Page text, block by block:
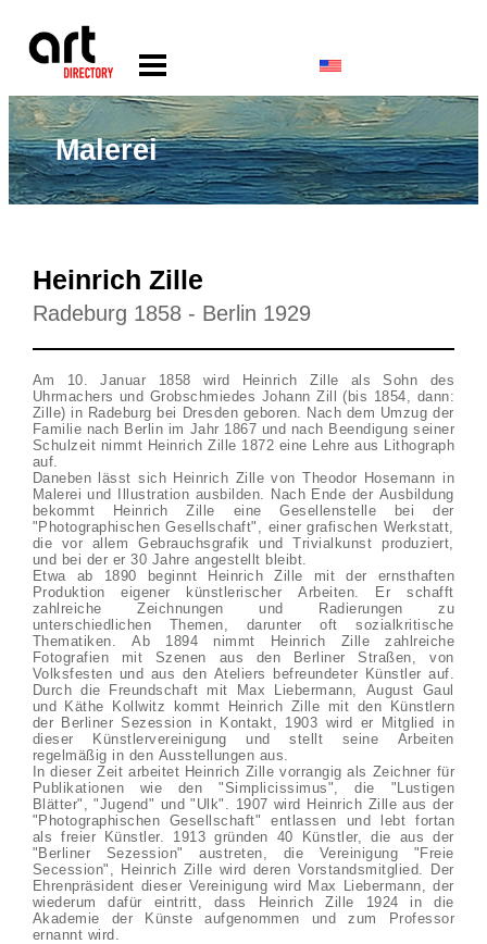
Malerei
Heinrich Zille
Radeburg 1858 - Berlin 1929
Am 10. Januar 1858 wird Heinrich Zille als Sohn des
Uhrmachers und Grobschmiedes Johann Zill (bis 1854, dann:
Zille) in Radeburg bei Dresden geboren. Nach dem Umzug der
Familie nach Berlin im Jahr 1867 und nach Beendigung seiner
Schulzeit nimmt Heinrich Zille 1872 eine Lehre aus Lithograph
auf.
Daneben lässt sich Heinrich Zille von Theodor Hosemann in
Malerei und Illustration ausbilden. Nach Ende der Ausbildung
bekommt Heinrich Zille eine Gesellenstelle bei der
"Photographischen Gesellschaft", einer grafischen Werkstatt,
die vor allem Gebrauchsgrafik und Trivialkunst produziert,
und bei der er 30 Jahre angestellt bleibt.
Etwa ab 1890 beginnt Heinrich Zille mit der ernsthaften
Produktion eigener künstlerischer Arbeiten. Er schafft
zahlreiche Zeichnungen und Radierungen zu
unterschiedlichen Themen, darunter oft sozialkritische
Thematiken. Ab 1894 nimmt Heinrich Zille zahlreiche
Fotografien mit Szenen aus den Berliner Straßen, von
Volksfesten und aus den Ateliers befreundeter Künstler auf.
Durch die Freundschaft mit Max Liebermann, August Gaul
und Käthe Kollwitz kommt Heinrich Zille mit den Künstlern
der Berliner Sezession in Kontakt, 1903 wird er Mitglied in
dieser Künstlervereinigung und stellt seine Arbeiten
regelmäßig in den Ausstellungen aus.
In dieser Zeit arbeitet Heinrich Zille vorrangig als Zeichner für
Publikationen wie den "Simplicissimus", die "Lustigen
Blätter", "Jugend" und "Ulk". 1907 wird Heinrich Zille aus der
"Photographischen Gesellschaft" entlassen und lebt fortan
als freier Künstler. 1913 gründen 40 Künstler, die aus der
"Berliner Sezession" austreten, die Vereinigung "Freie
Secession", Heinrich Zille wird deren Vorstandsmitglied. Der
Ehrenpräsident dieser Vereinigung wird Max Liebermann, der
wiederum dafür eintritt, dass Heinrich Zille 1924 in die
Akademie der Künste aufgenommen und zum Professor
ernannt wird.